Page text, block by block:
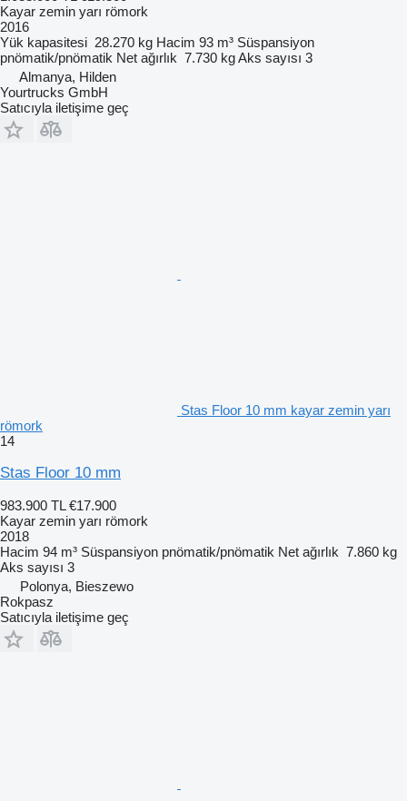
Kayar zemin yarı römork
2016
Yük kapasitesi 28.270 kg Hacim 93 m³ Süspansiyon
pnömatik/pnömatik Net ağırlık 7.730 kgAks sayısı 3
Almanya, Hilden
Yourtrucks GmbH
Satıcıyla iletişime geç
Stas Floor 10 mm kayar zemin yarı
römork
14
Stas Floor 10 mm
983.900 TL €17.900
Kayar zemin yarı römork
2018
Hacim 94 m³ Süspansiyon pnömatik/pnömatik Net ağırlık 7.860 kg
Aks sayısı 3
Polonya, Bieszewo
Rokpasz
Satıcıyla iletişime geç